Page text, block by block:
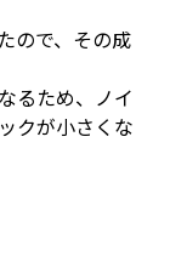
ので、その成
るため、ノイ
クが小さくな